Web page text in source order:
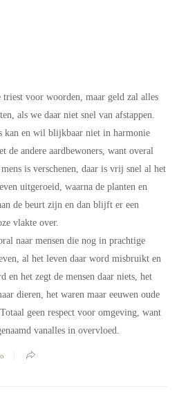
triest voor woorden, maar geld zal alles
als we daar niet snel van afstappen.
kan en wil blijkbaar niet in harmonie
de andere aardbewoners, want overal
is verschenen, daar is vrij snel al het
uitgeroeid, waarna de planten en
de beurt zijn en dan blijft er een
vlakte over.
naar mensen die nog in prachtige
al het leven daar word misbruikt en
en het zegt de mensen daar niets, het
dieren, het waren maar eeuwen oude
geen respect voor omgeving, want
vanalles in overvloed.